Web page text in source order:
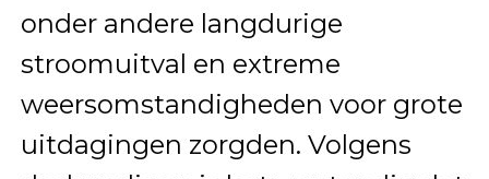
onder andere langdurige
stroomuitval en extreme
weersomstandigheden voor grote
uitdagingen zorgden. Volgens